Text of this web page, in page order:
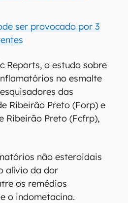
ser provocado por 3
Reports, o estudo sobre
no esmalte
das
Ribeirão Preto (Forp) e
Ribeirão Preto (Fcfrp),
não esteroidais
alívio da dor
os remédios
o indometacina.